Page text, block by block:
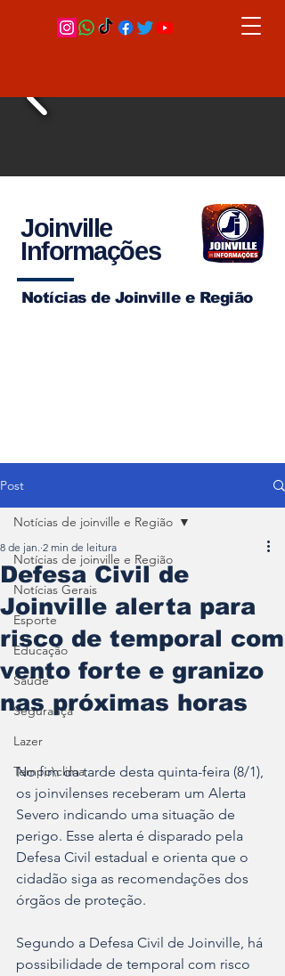
Joinville
Informações
Notícias de Joinville e Região
Post
Notícias de joinville e Região
Notícias Gerais
Esporte
Educação
Saúde
Segurança
Lazer
Tempo\clima
Notícias de joinville e Região
Defesa Civil de
Joinville alerta para
risco de temporal com
vento forte e granizo
nas próximas horas
8 de jan. 2 min de leitura
No fim da tarde desta quinta-feira (8/1),
os joinvilenses receberam um Alerta
Severo indicando uma situação de
perigo. Esse alerta é disparado pela
Defesa Civil estadual e orienta que o
cidadão siga as recomendações dos
órgãos de proteção.
Segundo a Defesa Civil de Joinville, há
possibilidade de temporal com risco